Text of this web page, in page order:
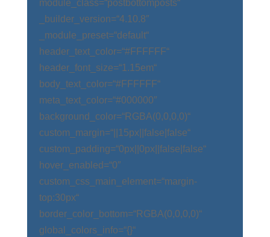
module_class=“postbottomposts“
_builder_version=“4.10.8″
_module_preset=“default“
header_text_color=“#FFFFFF“
header_font_size=“1.15em“
body_text_color=“#FFFFFF“
meta_text_color=“#000000″
background_color=“RGBA(0,0,0,0)“
custom_margin=“||15px||false|false“
custom_padding=“0px||0px||false|false“
hover_enabled=“0″
custom_css_main_element=“margin-
top:30px“
border_color_bottom=“RGBA(0,0,0,0)“
global_colors_info=“{}“